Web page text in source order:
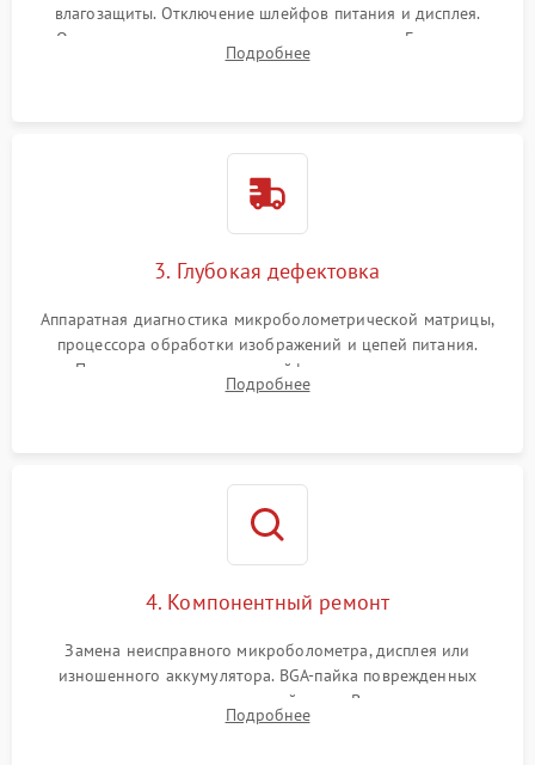
влагозащиты. Отключение шлейфов питания и дисплея.
Очистка внутренних плат от окислов и пыли. Бережная
обработка германиевого объектива специализированными
Подробнее
3. Глубокая дефектовка
Аппаратная диагностика микроболометрической матрицы,
процессора обработки изображений и цепей питания.
Проверка целостности шлейфов, модуля памяти и
интерфейсов связи. Выявление сгоревших SMD-компонентов
Подробнее
4. Компонентный ремонт
Замена неисправного микроболометра, дисплея или
изношенного аккумулятора. BGA-пайка поврежденных
контроллеров на материнской плате. Восстановление
разъемов и кнопок, замена поврежденных элементов
Подробнее